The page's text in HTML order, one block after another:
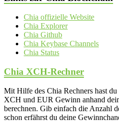
Chia offizielle Website
Chia Explorer
Chia Github
Chia Keybase Channels
Chia Status
Chia XCH-Rechner
Mit Hilfe des Chia Rechners hast
XCH und EUR Gewinn anhand
berechnen. Gib einfach die Anzahl
schon erfährst du deine